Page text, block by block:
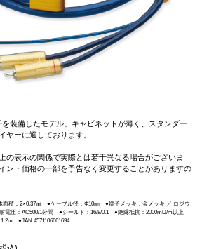
を装備したモデル。キャビネットが薄く、スタンダー
ヤーに適しております。
の表示の関係で実際とは若干異なる場合がございま
ン・価格の一部を予告なく変更することがありますの
積：2×0.37㎟ ●ケーブル径：Φ10㎜ ●端子メッキ：金メッキ ／ ロジウ
圧：AC500/1分間 ●シールド：16/8/0.1 ●絶縁抵抗：2000mΩ/m以上
●JAN:4571106661694